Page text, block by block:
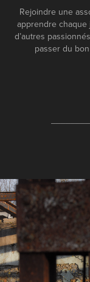
Rejoindre une
apprendre
d’autres
passer du